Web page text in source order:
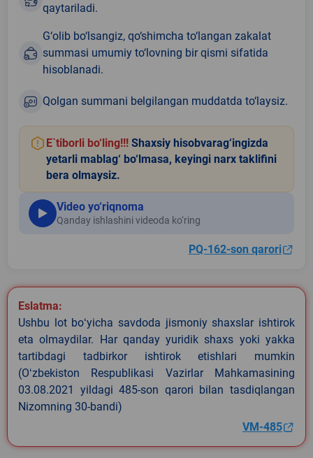
qaytariladi.
G‘olib bo‘lsangiz, qo‘shimcha to‘langan zakalat
summasi umumiy to‘lovning bir qismi sifatida
hisoblanadi.
Qolgan summani belgilangan muddatda to‘laysiz.
E`tiborli bo‘ling!!! Shaxsiy hisobvarag‘ingizda
yetarli mablag‘ bo‘lmasa, keyingi narx taklifini
bera olmaysiz.
Video yo‘riqnoma
Qanday ishlashini videoda ko‘ring
PQ-162-son qarori
Eslatma:
Ushbu lot boʻyicha savdoda jismoniy shaxslar ishtirok
eta olmaydilar. Har qanday yuridik shaxs yoki yakka
tartibdagi tadbirkor ishtirok etishlari mumkin
(Oʻzbekiston Respublikasi Vazirlar Mahkamasining
03.08.2021 yildagi 485-son qarori bilan tasdiqlangan
Nizomning 30-bandi)
VM-485